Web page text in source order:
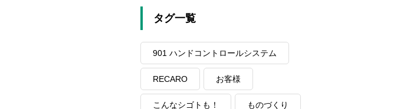
タグ一覧
901 ハンドコントロールシステム
RECARO お客様
こんなシゴトも！ ものづくり